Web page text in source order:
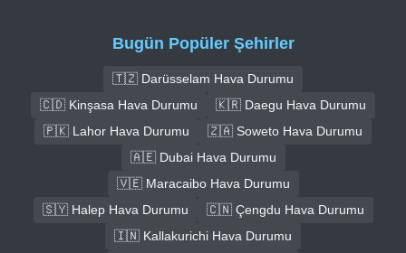
Bugün Popüler Şehirler
🇹🇿 Darüsselam Hava Durumu
🇨🇩 Kinşasa Hava Durumu
🇰🇷 Daegu Hava Durumu
🇵🇰 Lahor Hava Durumu
🇿🇦 Soweto Hava Durumu
🇦🇪 Dubai Hava Durumu
🇻🇪 Maracaibo Hava Durumu
🇸🇾 Halep Hava Durumu
🇨🇳 Çengdu Hava Durumu
🇮🇳 Kallakurichi Hava Durumu